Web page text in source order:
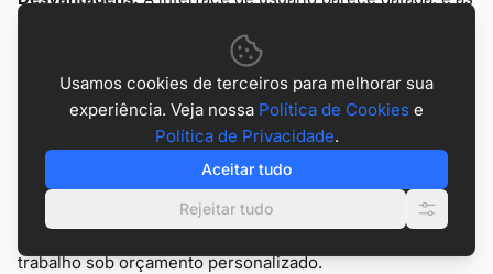
usuários historicamente. Novos usuários enfrentam uma
curva de aprendizado acentuada, especialmente ao
construir fórmulas ou automações complexas.
O Smartsheet não possui um plano gratuito real;
os níveis pagos geralmente começam com o Pro por volta
de US$ 9/usuário/mês e o Business por volta de US$
19/usuário/mês, quando faturado anualmente, com o
trabalho sob orçamento personalizado.
Usamos cookies de terceiros para melhorar sua
experiência. Veja nossa Política de Cookies e
Política de Privacidade.
Aceitar tudo
Rejeitar tudo